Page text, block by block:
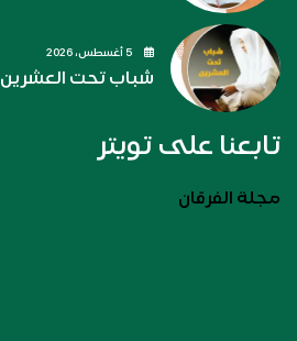
شباب تحت العشرين 1317
تابعنا على تويتر
مجلة الفرقان